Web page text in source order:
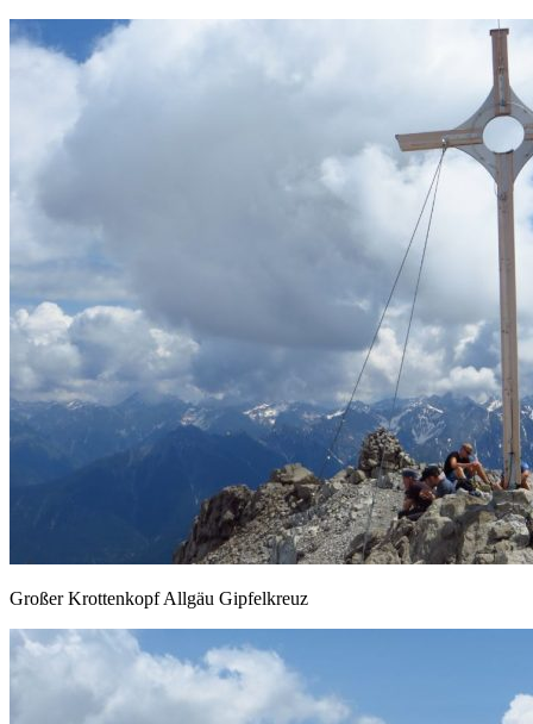
Großer Krottenkopf Allgäu Gipfelkreuz